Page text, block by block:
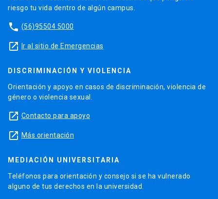
riesgo tu vida dentro de algún campus.
phone (56)95504 5000
launch Ir al sitio de Emergencias
DISCRIMINACIÓN Y VIOLENCIA
Orientación y apoyo en casos de discriminación, violencia de
género o violencia sexual.
launch Contacto para apoyo
launch Más orientación
MEDIACIÓN UNIVERSITARIA
Teléfonos para orientación y consejo si se ha vulnerado
alguno de tus derechos en la universidad.